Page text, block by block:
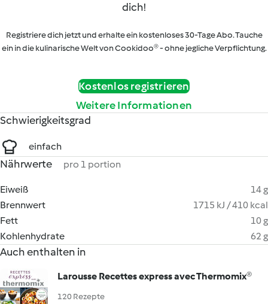
dich!
Registriere dich jetzt und erhalte ein kostenloses 30-Tage Abo. Tauche
ein in die kulinarische Welt von Cookidoo® - ohne jegliche Verpflichtung.
Kostenlos registrieren
Weitere Informationen
Schwierigkeitsgrad
einfach
Nährwerte pro 1 portion
Eiweiß
14 g
Brennwert
1715 kJ / 410 kcal
Fett
10 g
Kohlenhydrate
62 g
Auch enthalten in
Larousse Recettes express avec Thermomix®
120 Rezepte